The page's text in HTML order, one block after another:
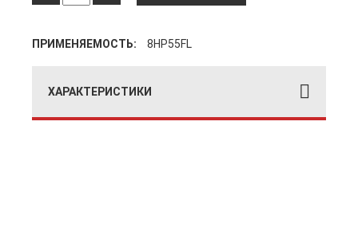
ПРИМЕНЯЕМОСТЬ: 8HP55FL
ХАРАКТЕРИСТИКИ